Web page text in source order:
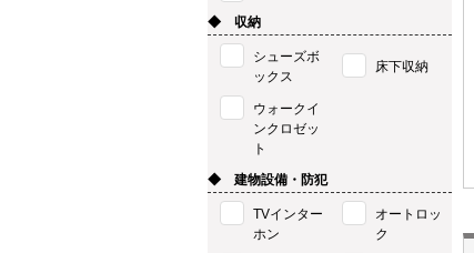
◆ 収納
シューズボ
ックス
床下収納
ウォークイ
ンクロゼッ
ト
◆ 建物設備・防犯
TVインター
ホン
オートロッ
ク